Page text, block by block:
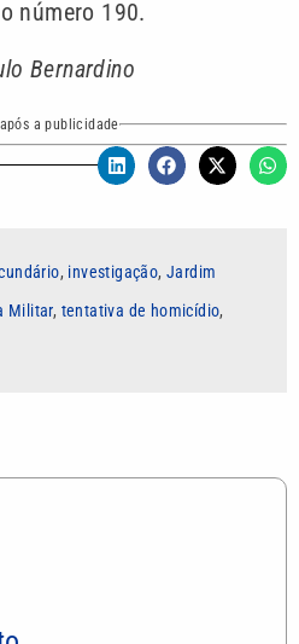
número 190.
Bernardino
a publicidade
, investigação,Jardim
Militar, tentativa de homicídio,